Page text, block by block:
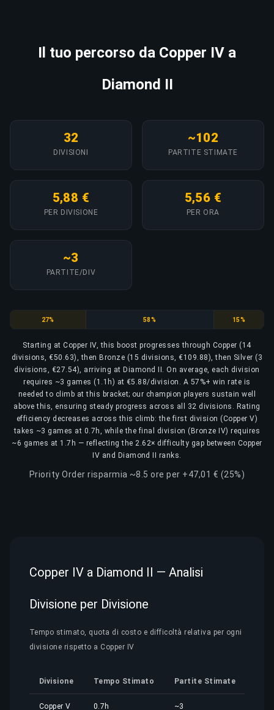
Il tuo percorso da Copper IV a
Diamond II
32
DIVISIONI
~102
PARTITE STIMATE
5,88 €
PER DIVISIONE
5,56 €
PER ORA
~3
PARTITE/DIV
Copper
27% Bronze
58% Silver
15%
Starting at Copper IV, this boost progresses through Copper (14
divisions, €50.63), then Bronze (15 divisions, €109.88), then Silver (3
divisions, €27.54), arriving at Diamond II. On average, each division
requires ~3 games (1.1h) at €5.88/division. A 57%+ win rate is
needed to climb at this bracket; our champion players sustain well
above this, ensuring steady progress across all 32 divisions. Rating
efficiency decreases across this climb: the first division (Copper V)
takes ~3 games at 0.7h, while the final division (Bronze IV) requires
~6 games at 1.7h — reflecting the 2.62× difficulty gap between Copper
IV and Diamond II ranks.
Priority Order risparmia ~8.5 ore per +47,01 € (25%)
Copper IV a Diamond II — Analisi
Divisione per Divisione
Tempo stimato, quota di costo e difficoltà relativa per ogni
divisione rispetto a Copper IV
Divisione Tempo Stimato Partite Stimate
Copper V 0.7h ~3